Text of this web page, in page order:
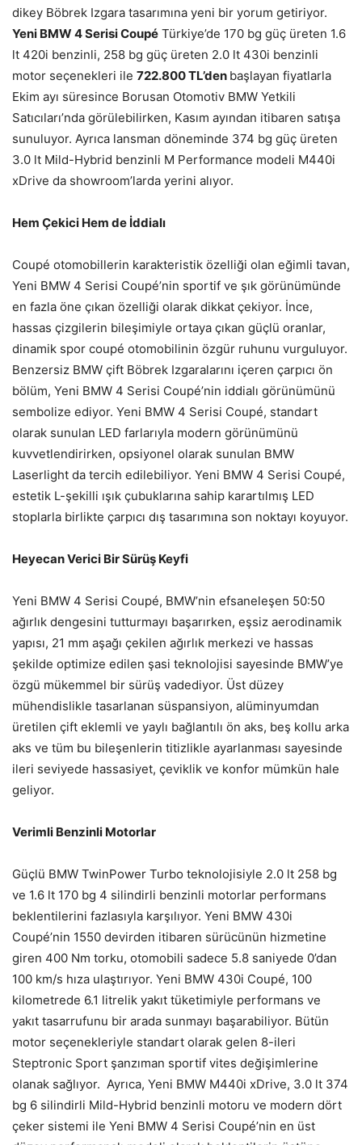
dikey Böbrek Izgara tasarımına yeni bir yorum getiriyor.
Yeni BMW 4 Serisi Coupé Türkiye’de 170 bg güç üreten 1.6
lt 420i benzinli, 258 bg güç üreten 2.0 lt 430i benzinli
motor seçenekleri ile 722.800 TL’den başlayan fiyatlarla
Ekim ayı süresince Borusan Otomotiv BMW Yetkili
Satıcıları’nda görülebilirken, Kasım ayından itibaren satışa
sunuluyor. Ayrıca lansman döneminde 374 bg güç üreten
3.0 lt Mild-Hybrid benzinli M Performance modeli M440i
xDrive da showroom’larda yerini alıyor.
Hem Çekici Hem de İddialı
Coupé otomobillerin karakteristik özelliği olan eğimli tavan,
Yeni BMW 4 Serisi Coupé’nin sportif ve şık görünümünde
en fazla öne çıkan özelliği olarak dikkat çekiyor. İnce,
hassas çizgilerin bileşimiyle ortaya çıkan güçlü oranlar,
dinamik spor coupé otomobilinin özgür ruhunu vurguluyor.
Benzersiz BMW çift Böbrek Izgaralarını içeren çarpıcı ön
bölüm, Yeni BMW 4 Serisi Coupé’nin iddialı görünümünü
sembolize ediyor. Yeni BMW 4 Serisi Coupé, standart
olarak sunulan LED farlarıyla modern görünümünü
kuvvetlendirirken, opsiyonel olarak sunulan BMW
Laserlight da tercih edilebiliyor. Yeni BMW 4 Serisi Coupé,
estetik L-şekilli ışık çubuklarına sahip karartılmış LED
stoplarla birlikte çarpıcı dış tasarımına son noktayı koyuyor.
Heyecan Verici Bir Sürüş Keyfi
Yeni BMW 4 Serisi Coupé, BMW’nin efsaneleşen 50:50
ağırlık dengesini tutturmayı başarırken, eşsiz aerodinamik
yapısı, 21 mm aşağı çekilen ağırlık merkezi ve hassas
şekilde optimize edilen şasi teknolojisi sayesinde BMW’ye
özgü mükemmel bir sürüş vadediyor. Üst düzey
mühendislikle tasarlanan süspansiyon, alüminyumdan
üretilen çift eklemli ve yaylı bağlantılı ön aks, beş kollu arka
aks ve tüm bu bileşenlerin titizlikle ayarlanması sayesinde
ileri seviyede hassasiyet, çeviklik ve konfor mümkün hale
geliyor.
Verimli Benzinli Motorlar
Güçlü BMW TwinPower Turbo teknolojisiyle 2.0 lt 258 bg
ve 1.6 lt 170 bg 4 silindirli benzinli motorlar performans
beklentilerini fazlasıyla karşılıyor. Yeni BMW 430i
Coupé’nin 1550 devirden itibaren sürücünün hizmetine
giren 400 Nm torku, otomobili sadece 5.8 saniyede 0’dan
100 km/s hıza ulaştırıyor. Yeni BMW 430i Coupé, 100
kilometrede 6.1 litrelik yakıt tüketimiyle performans ve
yakıt tasarrufunu bir arada sunmayı başarabiliyor. Bütün
motor seçenekleriyle standart olarak gelen 8-ileri
Steptronic Sport şanzıman sportif vites değişimlerine
olanak sağlıyor. Ayrıca, Yeni BMW M440i xDrive, 3.0 lt 374
bg 6 silindirli Mild-Hybrid benzinli motoru ve modern dört
çeker sistemi ile Yeni BMW 4 Serisi Coupé’nin en üst